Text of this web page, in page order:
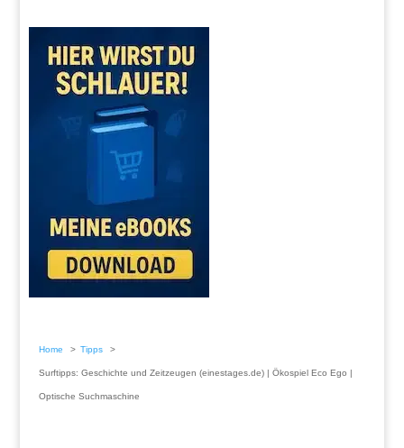
Home Tipps
Surftipps: Geschichte und Zeitzeugen (einestages.de) | Ökospiel Eco Ego |
Optische Suchmaschine